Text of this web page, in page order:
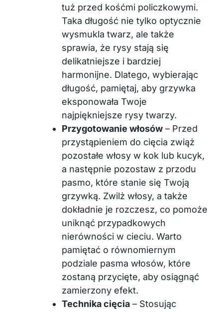
tuż przed kośćmi policzkowymi.
Taka długość nie tylko optycznie
wysmukla twarz, ale także
sprawia, że rysy stają się
delikatniejsze i bardziej
harmonijne. Dlatego, wybierając
długość, pamiętaj, aby grzywka
eksponowała Twoje
najpiękniejsze rysy twarzy.
Przygotowanie włosów – Przed
przystąpieniem do cięcia zwiąż
pozostałe włosy w kok lub kucyk,
a następnie pozostaw z przodu
pasmo, które stanie się Twoją
grzywką. Zwilż włosy, a także
dokładnie je rozczesz, co pomoże
uniknąć przypadkowych
nierówności w cieciu. Warto
pamiętać o równomiernym
podziale pasma włosów, które
zostaną przycięte, aby osiągnąć
zamierzony efekt.
Technika cięcia – Stosując